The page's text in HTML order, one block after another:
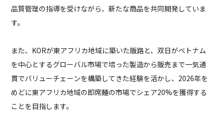
品質管理の指導を受けながら、新たな商品を共同開発していま
す。
また、KORが東アフリカ地域に築いた販路と、双日がベトナム
を中心とするグローバル市場で培った製造から販売まで一気通
貫でバリューチェーンを構築してきた経験を活かし、2026年を
めどに東アフリカ地域の即席麺の市場でシェア20%を獲得する
ことを目指します。